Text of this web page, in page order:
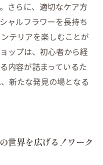
さらに、適切なケア方
ャルフラワーを長持ち
テリアを楽しむことが
ップは、初心者から経
内容が詰まっているた
新たな発見の場となる
世界を広げる！ワーク